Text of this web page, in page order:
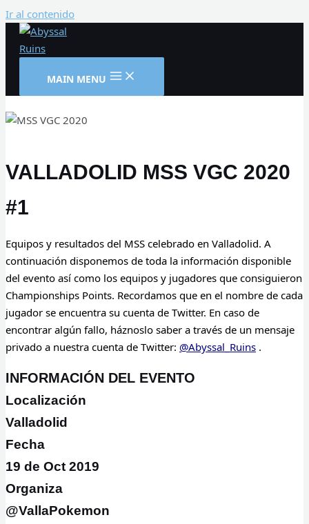
Ir al contenido
MAIN MENU
VALLADOLID MSS VGC 2020
#1
Equipos y resultados del MSS celebrado en Valladolid. A
continuación disponemos de toda la información disponible
del evento así como los equipos y jugadores que consiguieron
Championships Points. Recordamos que en el nombre de cada
jugador se encuentra su cuenta de Twitter. En caso de
encontrar algún fallo, háznoslo saber a través de un mensaje
privado a nuestra cuenta de Twitter: @Abyssal_Ruins .
INFORMACIÓN DEL EVENTO
Localización
Valladolid
Fecha
19 de Oct 2019
Organiza
@VallaPokemon